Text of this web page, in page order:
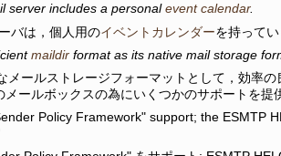
server includes a personalevent calendar.
バは，個人用のイベントカレンダーを持ってい
maildir format as its native mail storage
メールストレージフォーマットとして，効率の
メールボックスの為にいくつかのサポートを提
Policy Framework" support; the ESMTP